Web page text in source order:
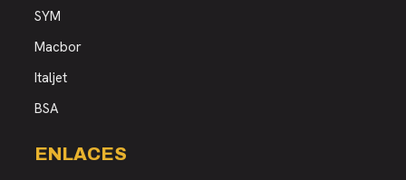
SYM
Macbor
Italjet
BSA
ENLACES